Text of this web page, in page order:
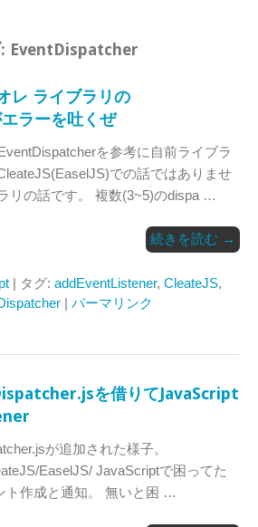
EventDispatcher
レ ライブラリの
ラーを吐くぜ
を参考に自前ライブラ
での話ではありませ
リの話です。 複数(3~5)のdispa …
続きを読む →
| タグ: addEventListener, CleateJS,
| パーマリンク
を借りてJavaScript
が追加された様子。
EaselJS/ JavaScriptで困ってた
ト作成と通知。 無いと困 …